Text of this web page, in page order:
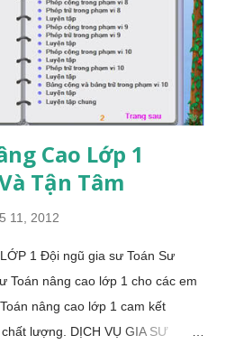
trung tâm gia sư chuyên
Cao Lớp 1
Tận Tâm
11, 2012
1 Đội ngũ gia sư Toán Sư
Toán nâng cao lớp 1 cho các em
nâng cao lớp 1 cam kết
lượng. DỊCH VỤ GIA SƯ